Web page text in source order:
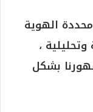
الهوية
،
بشكل